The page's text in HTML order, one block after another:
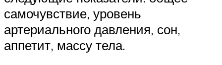
самочувствие, уровень
артериального давления, сон,
аппетит, массу тела.